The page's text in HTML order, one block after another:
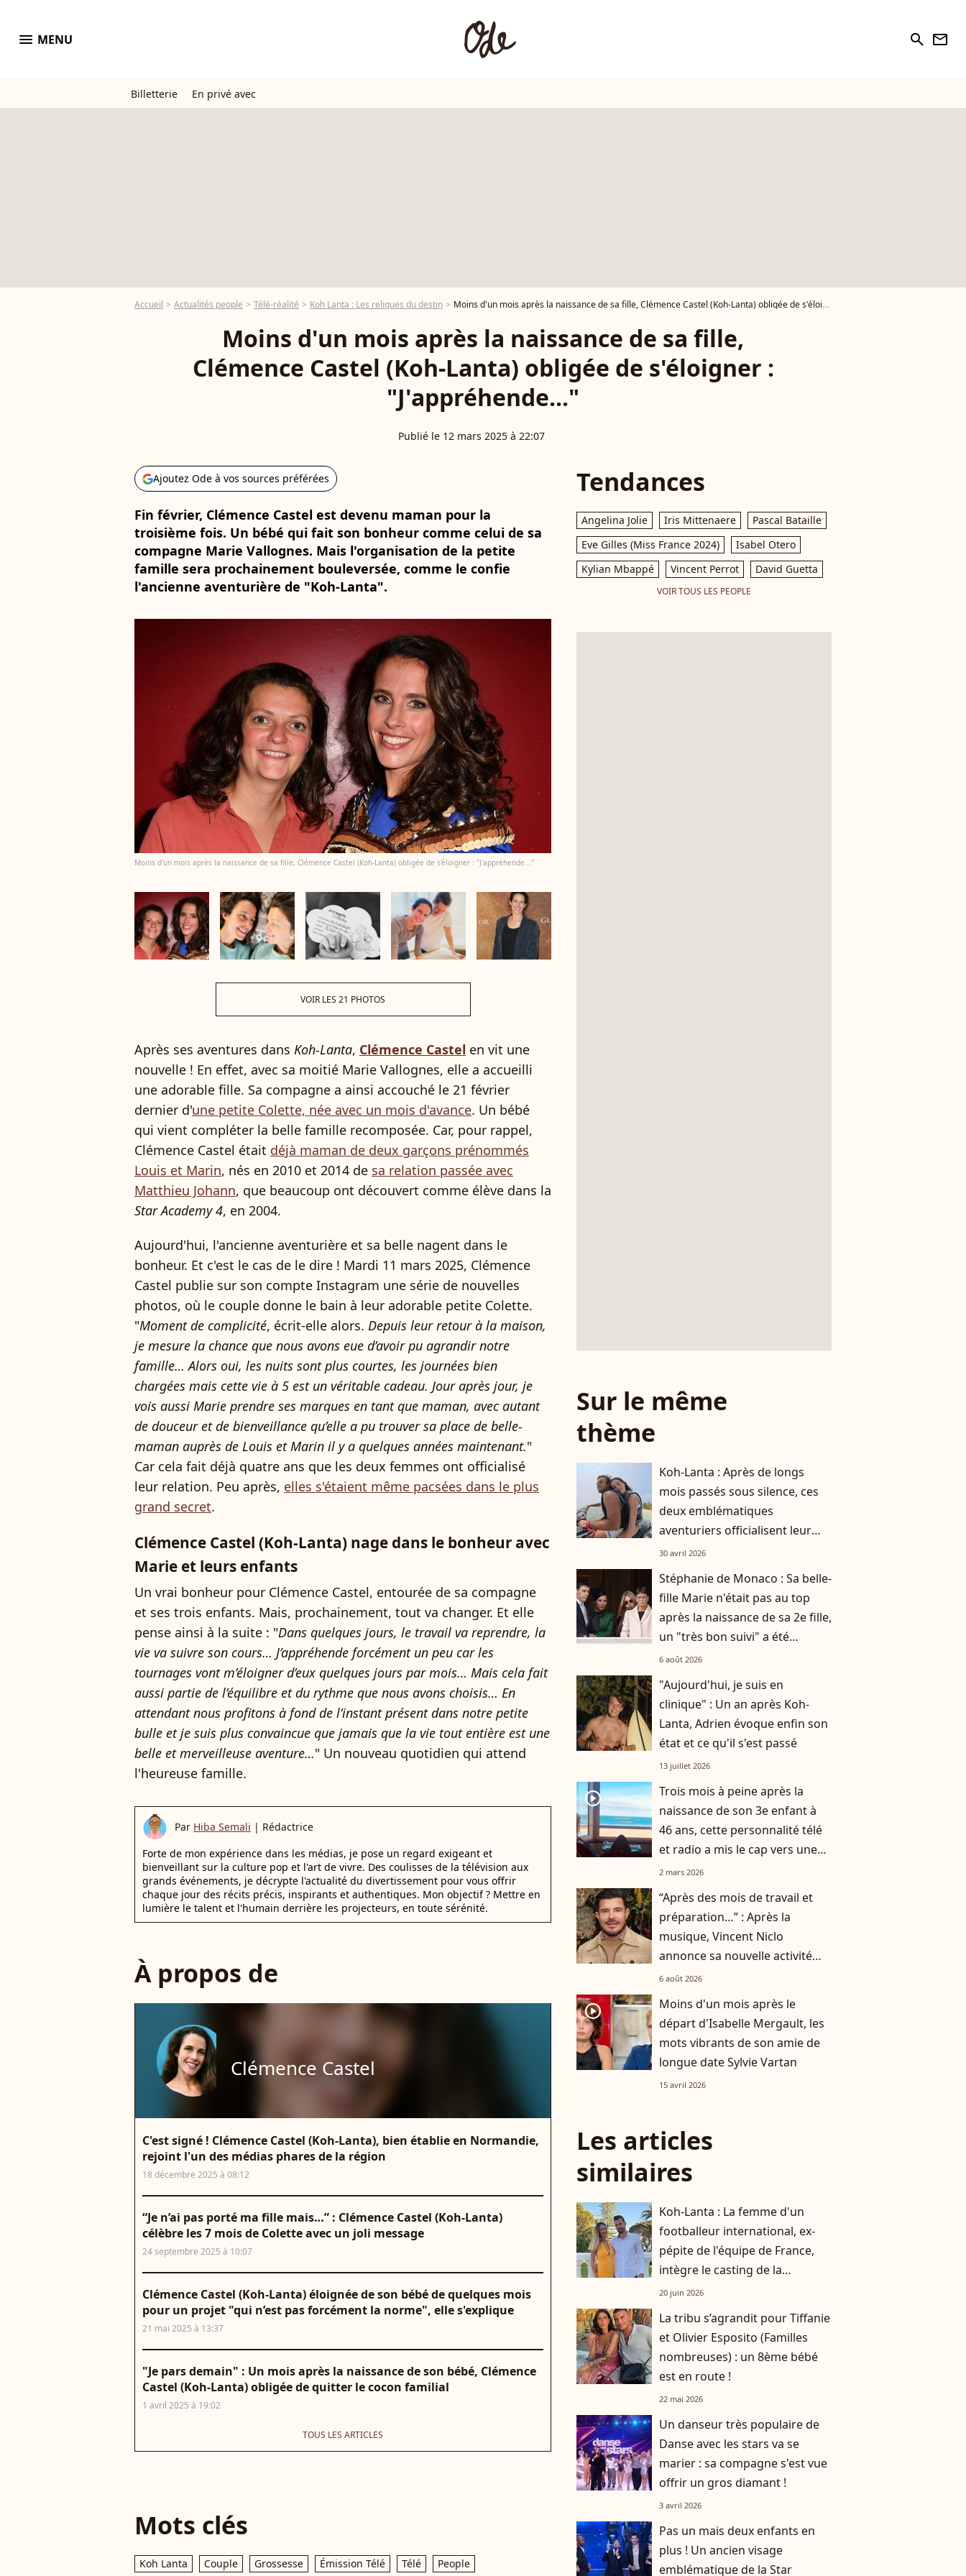
menu MENU search newsletter
Billetterie En privé avec
Accueil Actualités people Télé-réalité Koh Lanta : Les reliques du destin Moins d'un mois après la naissance de sa fille, Clémence Castel (Koh-Lanta) obligée de s'éloigner : "J'appréhende..."
Moins d'un mois après la naissance de sa fille,
Clémence Castel (Koh-Lanta) obligée de s'éloigner :
"J'appréhende..."
Publié le 12 mars 2025 à 22:07
Ajoutez Ode à vos sources préférées
Fin février, Clémence Castel est devenu maman pour la
troisième fois. Un bébé qui fait son bonheur comme celui de sa
compagne Marie Vallognes. Mais l'organisation de la petite
famille sera prochainement bouleversée, comme le confie
l'ancienne aventurière de "Koh-Lanta".
Moins d'un mois après la naissance de sa fille, Clémence Castel (Koh-Lanta) obligée de s'éloigner : "J'appréhende..."
VOIR LES 21 PHOTOS
Après ses aventures dans Koh-Lanta, Clémence Castel en vit une
nouvelle ! En effet, avec sa moitié Marie Vallognes, elle a accueilli
une adorable fille. Sa compagne a ainsi accouché le 21 février
dernier d'une petite Colette, née avec un mois d'avance. Un bébé
qui vient compléter la belle famille recomposée. Car, pour rappel,
Clémence Castel était déjà maman de deux garçons prénommés
Louis et Marin, nés en 2010 et 2014 de sa relation passée avec
Matthieu Johann, que beaucoup ont découvert comme élève dans la
Star Academy 4, en 2004.
Aujourd'hui, l'ancienne aventurière et sa belle nagent dans le
bonheur. Et c'est le cas de le dire ! Mardi 11 mars 2025, Clémence
Castel publie sur son compte Instagram une série de nouvelles
photos, où le couple donne le bain à leur adorable petite Colette.
"Moment de complicité, écrit-elle alors. Depuis leur retour à la maison,
je mesure la chance que nous avons eue d’avoir pu agrandir notre
famille… Alors oui, les nuits sont plus courtes, les journées bien
chargées mais cette vie à 5 est un véritable cadeau. Jour après jour, je
vois aussi Marie prendre ses marques en tant que maman, avec autant
de douceur et de bienveillance qu’elle a pu trouver sa place de belle-
maman auprès de Louis et Marin il y a quelques années maintenant."
Car cela fait déjà quatre ans que les deux femmes ont officialisé
leur relation. Peu après, elles s'étaient même pacsées dans le plus
grand secret.
Clémence Castel (Koh-Lanta) nage dans le bonheur avec
Marie et leurs enfants
Un vrai bonheur pour Clémence Castel, entourée de sa compagne
et ses trois enfants. Mais, prochainement, tout va changer. Et elle
pense ainsi à la suite : "Dans quelques jours, le travail va reprendre, la
vie va suivre son cours… J’appréhende forcément un peu car les
tournages vont m’éloigner d’eux quelques jours par mois… Mais cela fait
aussi partie de l’équilibre et du rythme que nous avons choisis… En
attendant nous profitons à fond de l’instant présent dans notre petite
bulle et je suis plus convaincue que jamais que la vie tout entière est une
belle et merveilleuse aventure…" Un nouveau quotidien qui attend
l'heureuse famille.
Par Hiba Semali | Rédactrice
Forte de mon expérience dans les médias, je pose un regard exigeant et
bienveillant sur la culture pop et l'art de vivre. Des coulisses de la télévision aux
grands événements, je décrypte l'actualité du divertissement pour vous offrir
chaque jour des récits précis, inspirants et authentiques. Mon objectif ? Mettre en
lumière le talent et l'humain derrière les projecteurs, en toute sérénité.
À propos de
Clémence Castel
C'est signé ! Clémence Castel (Koh-Lanta), bien établie en Normandie,
rejoint l'un des médias phares de la région
18 décembre 2025 à 08:12
“Je n’ai pas porté ma fille mais…” : Clémence Castel (Koh-Lanta)
célèbre les 7 mois de Colette avec un joli message
24 septembre 2025 à 10:07
Clémence Castel (Koh-Lanta) éloignée de son bébé de quelques mois
pour un projet "qui n’est pas forcément la norme", elle s'explique
21 mai 2025 à 13:37
"Je pars demain" : Un mois après la naissance de son bébé, Clémence
Castel (Koh-Lanta) obligée de quitter le cocon familial
1 avril 2025 à 19:02
TOUS LES ARTICLES
Mots clés
Koh Lanta Couple Grossesse Émission Télé Télé People
Tendances
Angelina Jolie Iris Mittenaere
Pascal Bataille
Eve Gilles (Miss France 2024)
Isabel Otero
Kylian Mbappé
Vincent Perrot David Guetta
VOIR TOUS LES PEOPLE
Sur le même
thème
Koh-Lanta : Après de longs
mois passés sous silence, ces
deux emblématiques
aventuriers officialisent leur
romance
30 avril 2026
Stéphanie de Monaco : Sa belle-
fille Marie n'était pas au top
après la naissance de sa 2e fille,
un "très bon suivi" a été
nécessaire
6 août 2026
"Aujourd'hui, je suis en
clinique" : Un an après Koh-
Lanta, Adrien évoque enfin son
état et ce qu'il s'est passé
13 juillet 2026
player2
Trois mois à peine après la
naissance de son 3e enfant à
46 ans, cette personnalité télé
et radio a mis le cap vers une
destination chic et prisée
2 mars 2026
“Après des mois de travail et
préparation…” : Après la
musique, Vincent Niclo
annonce sa nouvelle activité
impliquant plusieurs
6 août 2026
player2
Moins d'un mois après le
départ d'Isabelle Mergault, les
mots vibrants de son amie de
longue date Sylvie Vartan
15 avril 2026
Les articles
similaires
Koh-Lanta : La femme d'un
footballeur international, ex-
pépite de l'équipe de France,
intègre le casting de la
prochaine édition
20 juin 2026
La tribu s’agrandit pour Tiffanie
et Olivier Esposito (Familles
nombreuses) : un 8ème bébé
est en route !
22 mai 2026
Un danseur très populaire de
Danse avec les stars va se
marier : sa compagne s'est vue
offrir un gros diamant !
3 avril 2026
Pas un mais deux enfants en
plus ! Un ancien visage
emblématique de la Star